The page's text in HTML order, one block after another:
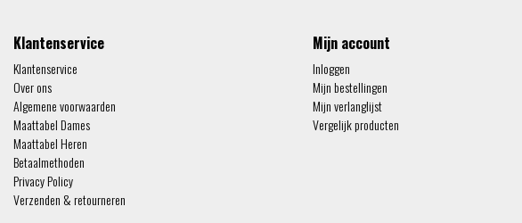
Klantenservice
Klantenservice
Over ons
Algemene voorwaarden
Maattabel Dames
Maattabel Heren
Betaalmethoden
Privacy Policy
Verzenden & retourneren
Mijn account
Inloggen
Mijn bestellingen
Mijn verlanglijst
Vergelijk producten